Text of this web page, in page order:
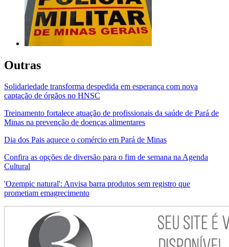
Outras
Solidariedade transforma despedida em esperança com nova
captação de órgãos no HNSC
Treinamento fortalece atuação de profissionais da saúde de Pará de
Minas na prevenção de doenças alimentares
Dia dos Pais aquece o comércio em Pará de Minas
Confira as opções de diversão para o fim de semana na Agenda
Cultural
'Ozempic natural': Anvisa barra produtos sem registro que
prometiam emagrecimento